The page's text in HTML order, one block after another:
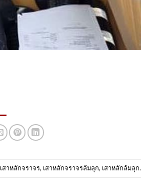
เสาหลักจราจร, เสาหลักจราจรล้มลุก, เสาหลักล้มลุก.